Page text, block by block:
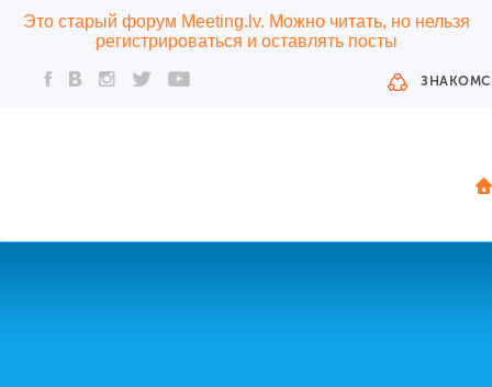
Это старый форум Meeting.lv. Можно читать, но нельзя
регистрироваться и оставлять посты